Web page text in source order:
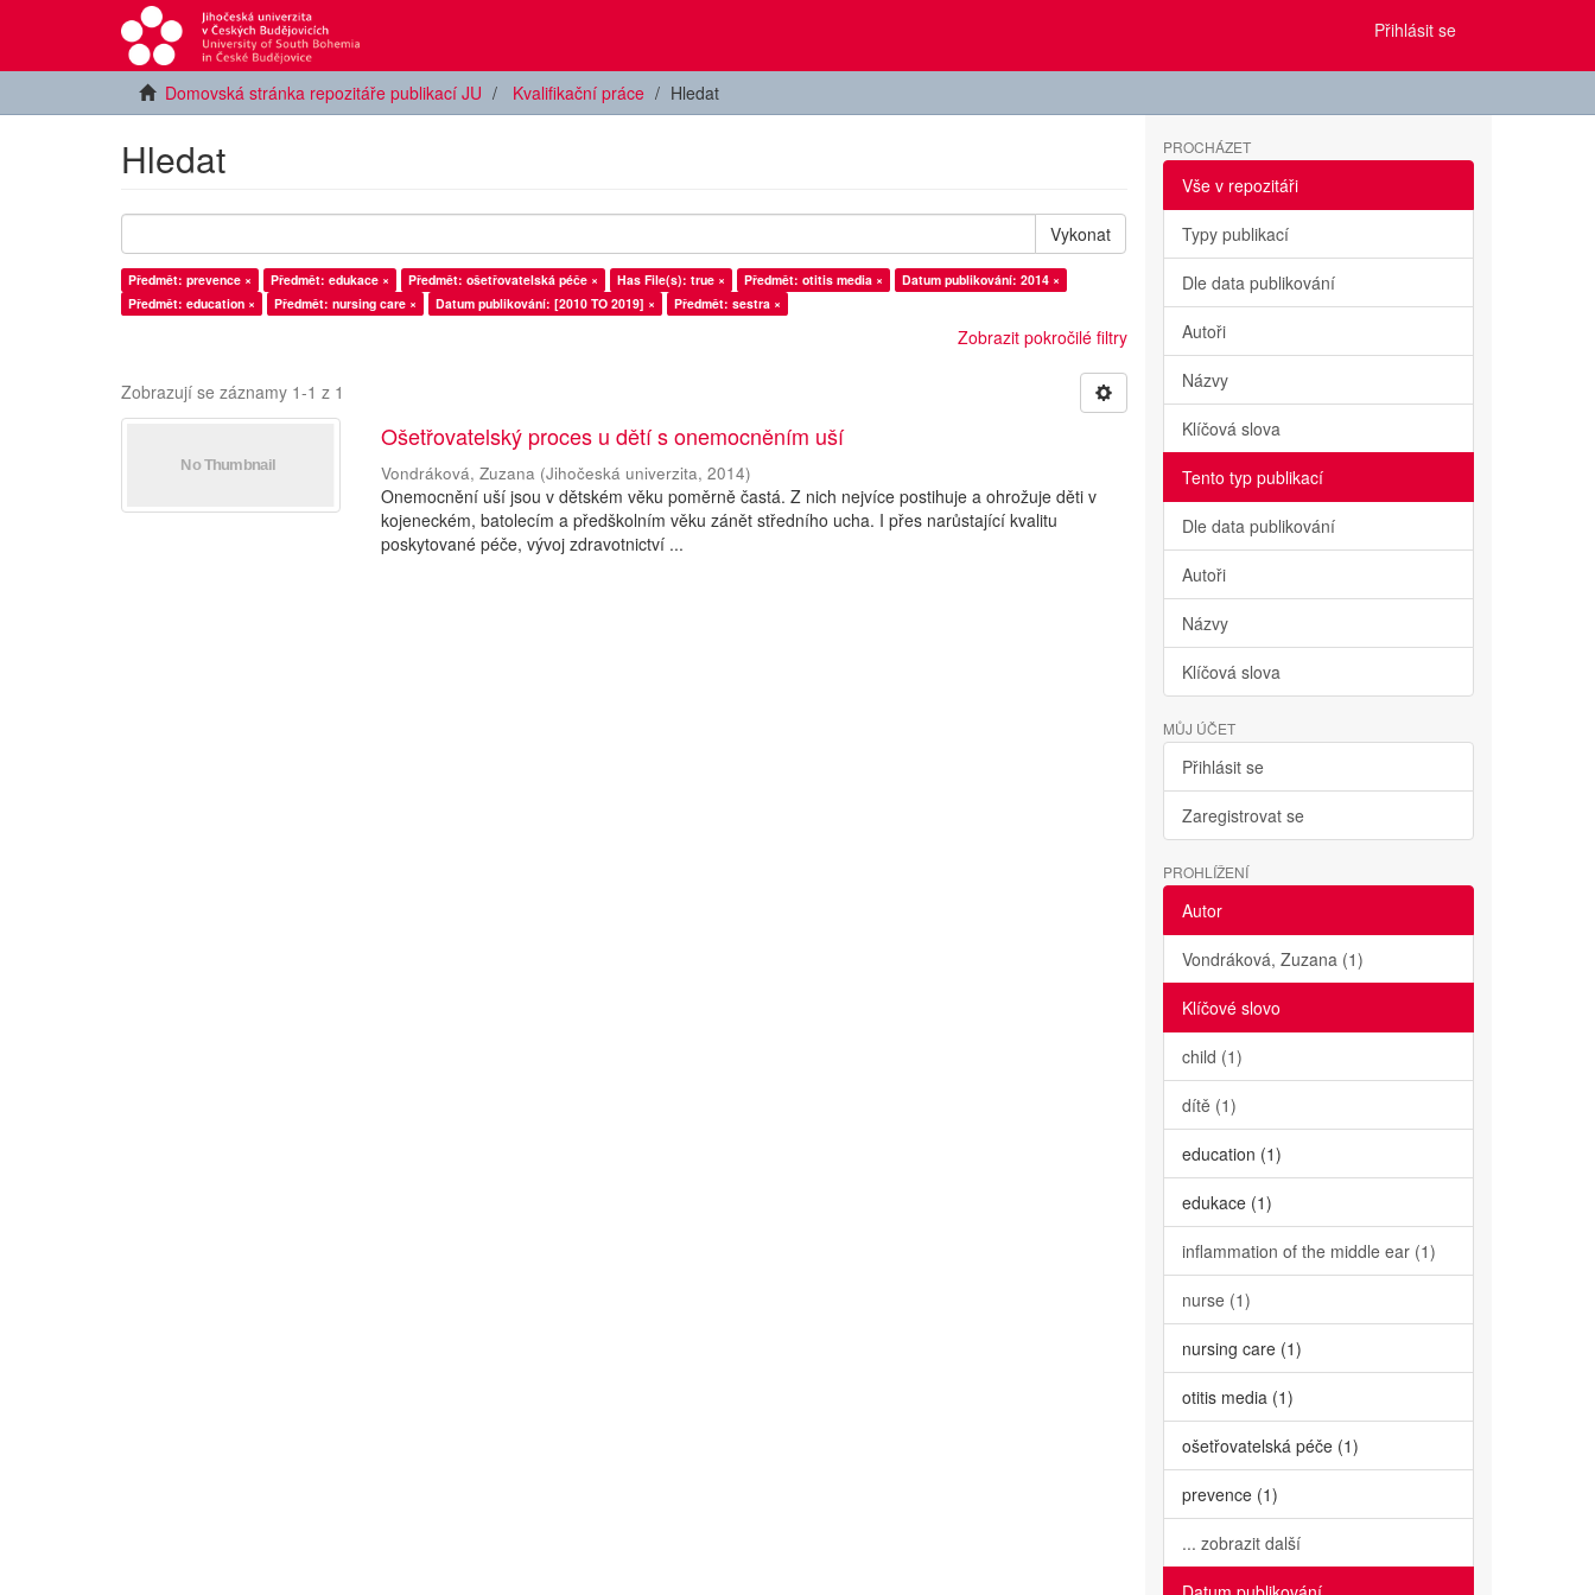
Přihlásit se
Domovská stránka repozitáře publikací JU Kvalifikační práce Hledat
Hledat
Vykonat
Předmět: prevence × Předmět: edukace × Předmět: ošetřovatelská péče × Has File(s): true × Předmět: otitis media ×
Datum publikování: 2014 ×
Předmět: education ×
Předmět: nursing care × Datum publikování: [2010 TO 2019] × Předmět: sestra ×
Zobrazit pokročilé filtry
Zobrazují se záznamy 1-1 z 1
Ošetřovatelský proces u dětí s onemocněním uší
Vondráková, Zuzana (Jihočeská univerzita,2014)
Onemocnění uší jsou v dětském věku poměrně častá. Z nich nejvíce postihuje a ohrožuje děti v
kojeneckém, batolecím a předškolním věku zánět středního ucha. I přes narůstající kvalitu
poskytované péče, vývoj zdravotnictví ...
PROCHÁZET
Vše v repozitáři
Typy publikací
Dle data publikování
Autoři
Názvy
Klíčová slova
Tento typ publikací
Dle data publikování
Autoři
Názvy
Klíčová slova
MŮJ ÚČET
Přihlásit se
Zaregistrovat se
PROHLÍŽENÍ
Autor
Vondráková, Zuzana (1)
Klíčové slovo
child (1)
dítě (1)
education (1)
edukace (1)
inflammation of the middle ear (1)
nurse (1)
nursing care (1)
otitis media (1)
ošetřovatelská péče (1)
prevence (1)
... zobrazit další